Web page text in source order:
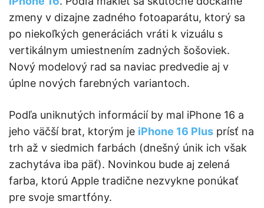
zmeny v dizajne zadného fotoaparátu, ktorý sa
po niekoľkých generáciách vráti k vizuálu s
vertikálnym umiestnením zadných šošoviek.
Nový modelový rad sa naviac predvedie aj v
úplne nových farebných variantoch.
Podľa uniknutých informácií by mal iPhone 16 a
jeho väčší brat, ktorým je iPhone 16 Plus prísť na
trh až v siedmich farbách (dnešný únik ich však
zachytáva iba päť). Novinkou bude aj zelená
farba, ktorú Apple tradične nezvykne ponúkať
pre svoje smartfóny.